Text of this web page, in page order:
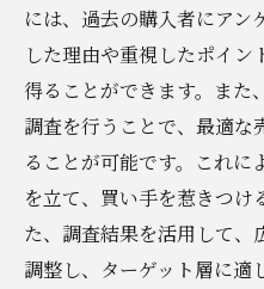
には、過去の購入者にアン
した理由や重視したポイ
得ることができます。また
調査を行うことで、最適な
ることが可能です。これに
を立て、買い手を惹きつけ
た、調査結果を活用して、
調整し、ターゲット層に適